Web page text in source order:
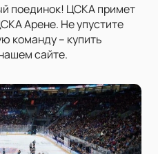
поединок! ЦСКА примет
Арене. Не упустите
команду – купить
сайте.